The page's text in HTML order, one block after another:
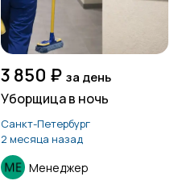
3 850 ₽ за день
Уборщица в ночь
Санкт-Петербург
2 месяца назад
Менеджер